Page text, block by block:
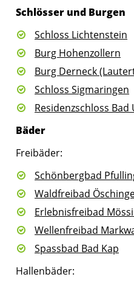
Schlösser und Burgen
Schloss Lichtenstein
Burg Hohenzollern
Burg Derneck
Schloss Sigmaringen
Residenzschloss Bad
Bäder
Freibäder:
Schönbergbad
Waldfreibad
Erlebnisfreibad
Wellenfreibad
Spassbad Bad Kap
Hallenbäder: